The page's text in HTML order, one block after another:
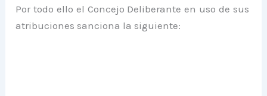
Por todo ello el Concejo Deliberante en uso de sus
atribuciones sanciona la siguiente: